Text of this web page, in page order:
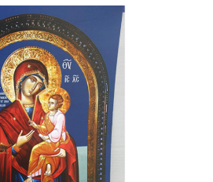
Gori:
Vatru
gase
četiri
kanadera
i
helikopter